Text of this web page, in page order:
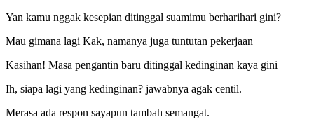
Yan kamu nggak kesepian ditinggal suamimu berharihari gini?
Mau gimana lagi Kak, namanya juga tuntutan pekerjaan
Kasihan! Masa pengantin baru ditinggal kedinginan kaya gini
Ih, siapa lagi yang kedinginan? jawabnya agak centil.
Merasa ada respon sayapun tambah semangat.